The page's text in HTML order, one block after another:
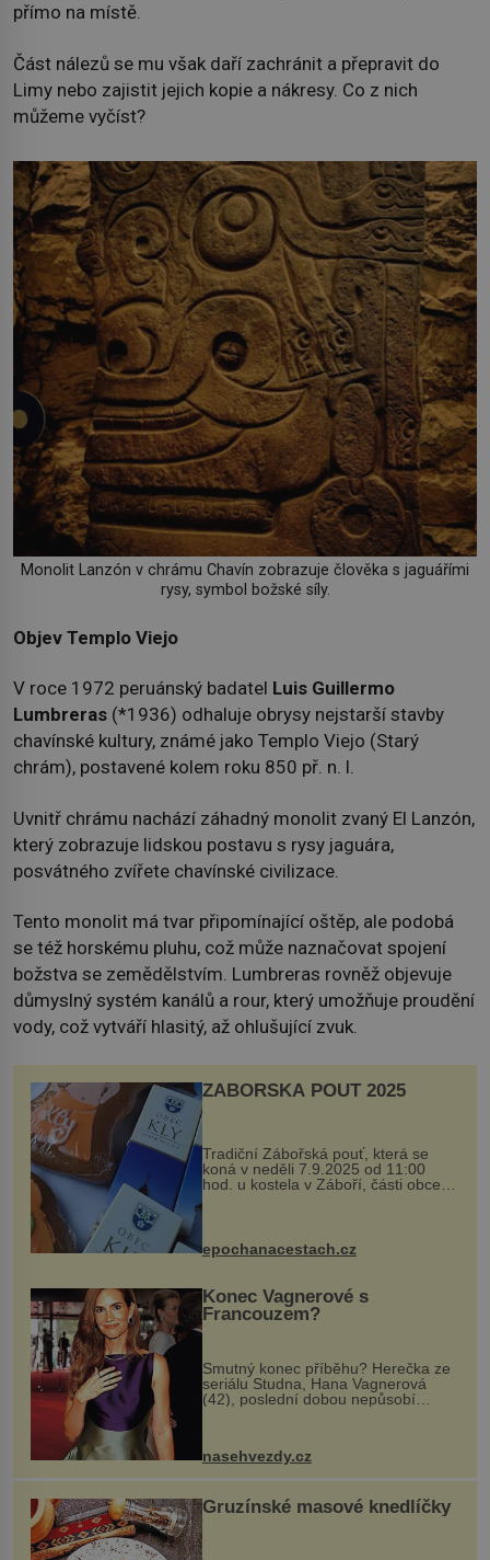
přímo na místě.
Část nálezů se mu však daří zachránit a přepravit do
Limy nebo zajistit jejich kopie a nákresy. Co z nich
můžeme vyčíst?
Monolit Lanzón v chrámu Chavín zobrazuje člověka s jaguářími
rysy, symbol božské síly.
Objev Templo Viejo
V roce 1972 peruánský badatel Luis Guillermo
Lumbreras (*1936) odhaluje obrysy nejstarší stavby
chavínské kultury, známé jako Templo Viejo (Starý
chrám), postavené kolem roku 850 př. n. l.
Uvnitř chrámu nachází záhadný monolit zvaný El Lanzón,
který zobrazuje lidskou postavu s rysy jaguára,
posvátného zvířete chavínské civilizace.
Tento monolit má tvar připomínající oštěp, ale podobá
se též horskému pluhu, což může naznačovat spojení
božstva se zemědělstvím. Lumbreras rovněž objevuje
důmyslný systém kanálů a rour, který umožňuje proudění
vody, což vytváří hlasitý, až ohlušující zvuk.
ZÁBOŘSKÁ POUŤ 2025
Tradiční Zábořská pouť, která se
koná v neděli 7.9.2025 od 11:00
hod. u kostela v Záboří, části obce
Kly u Mělníka. V programu naleznete
komentovanou prohlídku kostela,
epochanacestach.cz
Konec Vagnerové s
Francouzem?
Smutný konec příběhu? Herečka ze
seriálu Studna, Hana Vagnerová
(42), poslední dobou nepůsobí
nasehvezdy.cz
Gruzínské masové knedlíčky